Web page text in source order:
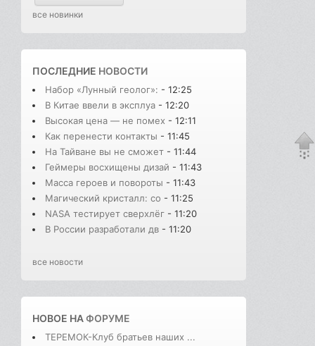
все новинки
ПОСЛЕДНИЕ НОВОСТИ
Набор «Лунный геолог»: - 12:25
В Китае ввели в эксплуа - 12:20
Высокая цена — не помех - 12:11
Как перенести контакты - 11:45
На Тайване вы не сможет - 11:44
Геймеры восхищены дизай - 11:43
Масса героев и повороты - 11:43
Магический кристалл: со - 11:25
NASA тестирует сверхлёг - 11:20
В России разработали дв - 11:20
все новости
НОВОЕ НАФОРУМЕ
ТЕРЕМОК-Клуб братьев наших ...